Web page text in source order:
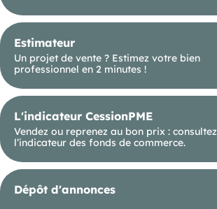
Estimateur
Un projet de vente ? Estimez votre bien
professionnel en 2 minutes !
L'indicateur CessionPME
Vendez ou reprenez au bon prix : consultez
l’indicateur des fonds de commerce.
Dépôt d'annonces